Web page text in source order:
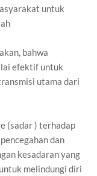
untuk
bahwa
efektif untuk
utama dari
(sadar ) terhadap
dan
kesadaran yang
melindungi diri